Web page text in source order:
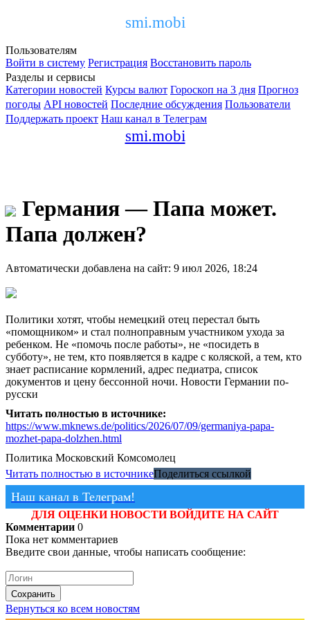
smi.mobi
Пользователям
Войти в систему Регистрация Восстановить пароль
Разделы и сервисы
Категории новостей Курсы валют Гороскоп на 3 дня Прогноз
погоды API новостей Последние обсуждения Пользователи
Поддержать проект Наш канал в Телеграм
smi.mobi
Германия — Папа может.
Папа должен?
Автоматически добавлена на сайт: 9 июл 2026, 18:24
Политики хотят, чтобы немецкий отец перестал быть
«помощником» и стал полноправным участником ухода за
ребенком. Не «помочь после работы», не «посидеть в
субботу», не тем, кто появляется в кадре с коляской, а тем, кто
знает расписание кормлений, адрес педиатра, список
документов и цену бессонной ночи. Новости Германии по-
русски
Читать полностью в источнике:
https://www.mknews.de/politics/2026/07/09/germaniya-papa-
mozhet-papa-dolzhen.html
Политика Московский Комсомолец
Читать полностью в источникеПоделиться ссылкой
Наш канал в Телеграм!
ДЛЯ ОЦЕНКИ НОВОСТИ ВОЙДИТЕ НА САЙТ
Комментарии 0
Пока нет комментариев
Введите свои данные, чтобы написать сообщение:
Сохранить
Вернуться ко всем новостям